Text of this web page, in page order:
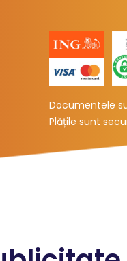
Documentele
Plățile sunt